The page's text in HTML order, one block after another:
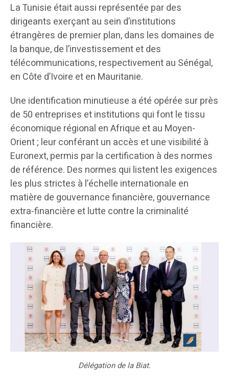
La Tunisie était aussi représentée par des
dirigeants exerçant au sein d’institutions
étrangères de premier plan, dans les domaines de
la banque, de l’investissement et des
télécommunications, respectivement au Sénégal,
en Côte d’Ivoire et en Mauritanie.
Une identification minutieuse a été opérée sur près
de 50 entreprises et institutions qui font le tissu
économique régional en Afrique et au Moyen-
Orient ; leur conférant un accès et une visibilité à
Euronext, permis par la certification à des normes
de référence. Des normes qui listent les exigences
les plus strictes à l’échelle internationale en
matière de gouvernance financière, gouvernance
extra-financière et lutte contre la criminalité
financière.
Délégation de la Biat.